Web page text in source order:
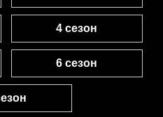
4 сезон
6 сезон